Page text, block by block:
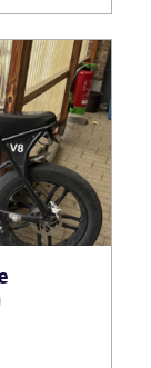
bij
die
vereiste
het